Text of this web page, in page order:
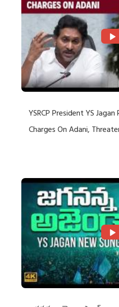
YSRCP President YS
Charges On Adani,